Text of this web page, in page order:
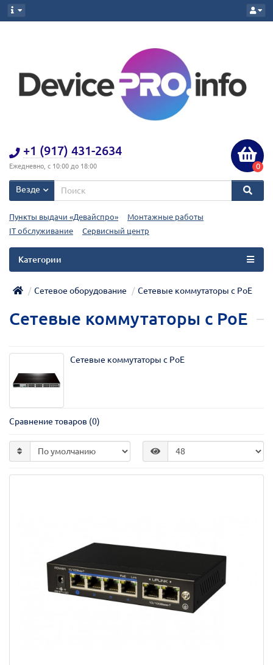
+1 (917) 431-2634
Ежедневно, с 10:00 до 18:00 0
Везде
Пункты выдачи «Девайспро»
Монтажные работы
IT обслуживание
Сервисный центр
Категории
Сетевое оборудование Сетевые коммутаторы с РоЕ
Сетевые коммутаторы с РоЕ
Сетевые коммутаторы с РоЕ
Сравнение товаров (0)